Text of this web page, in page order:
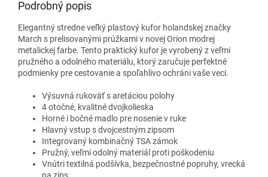
Podrobný popis
Elegantný stredne veľký plastový kufor holandskej značky
March s prelisovanými prúžkami v novej Orion modrej
metalickej farbe. Tento praktický kufor je vyrobený z veľmi
pružného a odolného materiálu, ktorý zaručuje perfektné
podmienky pre cestovanie a spoľahlivo ochráni vaše veci.
Výsuvná rukoväť s aretáciou polohy
4 otočné, kvalitné dvojkolieska
Horné i bočné madlo pre nosenie v ruke
Hlavný vstup s dvojcestným zipsom
Integrovaný kombinačný TSA zámok
Pružný, veľmi odolný materiál proti poškodeniu
Vnútri textilná podšívka, bezpečnostné popruhy, vrecká